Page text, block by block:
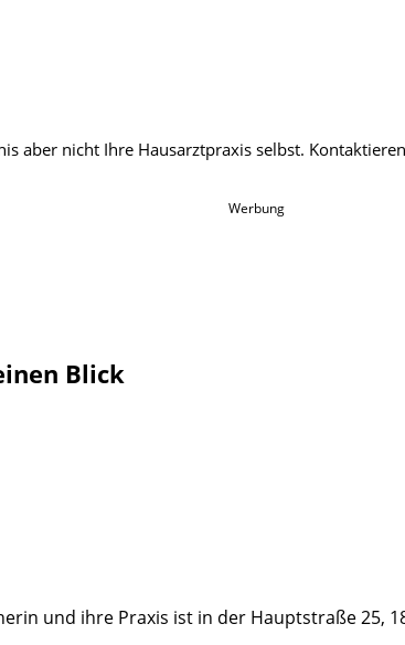
Werbung
Blick
und ihre Praxis ist in der Hauptstraße 25,